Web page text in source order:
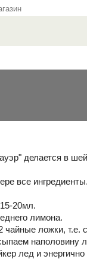
делается в
все ингредиенты.
20мл.
лимона.
ложки, т.е.
наполовину
лед и